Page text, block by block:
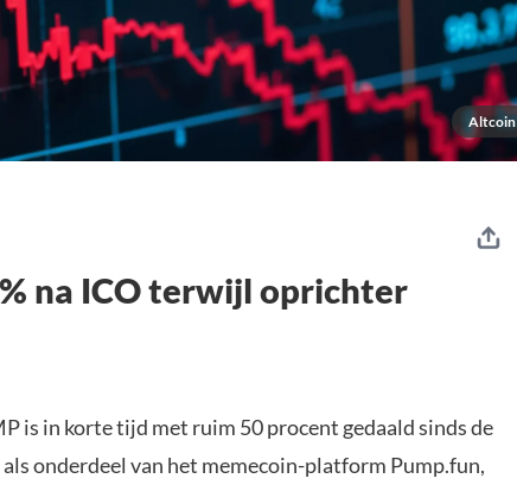
Altcoin
na ICO terwijl oprichter
is in korte tijd met ruim 50 procent gedaald sinds de
onderdeel van het memecoin-platform Pump.fun,